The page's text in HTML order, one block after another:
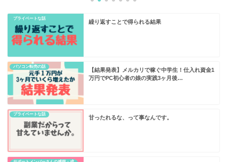
プライベートな話
繰り返すことで得られる結果
パソコン転売の話
【結果発表】メルカリで稼ぐ中学生！仕入れ資金1
万円でPC初心者の娘の実践3ヶ月後…
プライベートな話
甘ったれるな、って事なんです。